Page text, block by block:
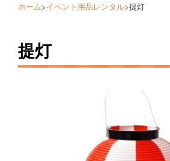
ホーム>イベント用品レンタル>提灯
提灯